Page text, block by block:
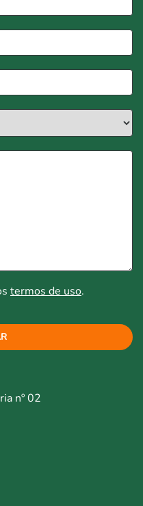
termos de uso.
nº 02